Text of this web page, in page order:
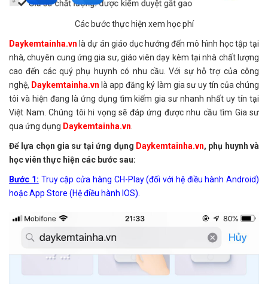
Các bước thực hiện xem học phí
Daykemtainha.vn là dự án giáo dục hướng đến mô hình học tập tại
nhà, chuyên cung ứng gia sư, giáo viên dạy kèm tại nhà chất lượng
cao đến các quý phụ huynh có nhu cầu. Với sự hỗ trợ của công
nghệ, Daykemtainha.vn là app đăng ký làm gia sư uy tín của chúng
tôi và hiện đang là ứng dụng tìm kiếm gia sư nhanh nhất uy tín tại
Việt Nam. Chúng tôi hi vọng sẽ đáp ứng được nhu cầu tìm Gia sư
qua ứng dụng Daykemtainha.vn
Để lựa chọn gia sư tại ứng dụng Daykemtainha.vn, phụ huynh và
học viên thực hiện các bước sau:
Bước 1: Truy cập cửa hàng CH-Play (đối với hệ điều hành Android)
hoặc App Store (Hệ điều hành IOS).